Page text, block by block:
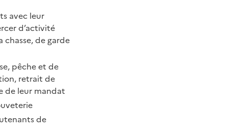
avec leur
d’activité
chasse, de garde
pêche et de
retrait de
de leur mandat
de